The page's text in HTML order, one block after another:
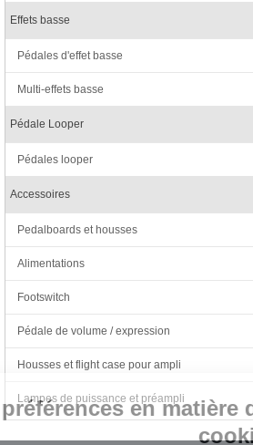
Vos préférences
Effets basse
Pédales d'effet basse
Multi-effets basse
Pédale Looper
Pédales looper
Accessoires
Pedalboards et housses
Alimentations
Footswitch
Pédale de volume / expression
Housses et flight case pour ampli
Lampes de puissance et préampli